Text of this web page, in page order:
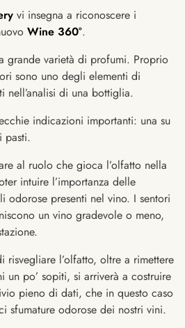
vi insegna a riconoscere i
Wine 360°.
grande varietà di profumi. Proprio
sono uno degli elementi di
nell’analisi di una bottiglia.
indicazioni importanti: una su
pasti.
al ruolo che gioca l’olfatto nella
intuire l’importanza delle
odorose presenti nel vino. I sentori
un vino gradevole o meno,
l’olfatto, oltre a rimettere
po’ sopiti, si arriverà a costruire
pieno di dati, che in questo caso
sfumature odorose dei nostri vini.